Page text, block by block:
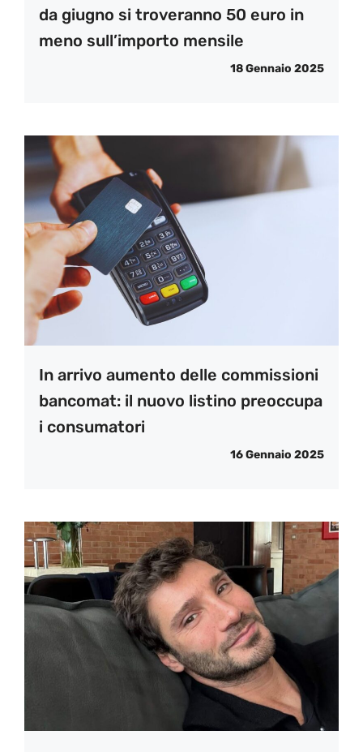
da giugno si troveranno 50 euro in
meno sull’importo mensile
18 Gennaio 2025
In arrivo aumento delle commissioni
bancomat: il nuovo listino preoccupa
i consumatori
16 Gennaio 2025